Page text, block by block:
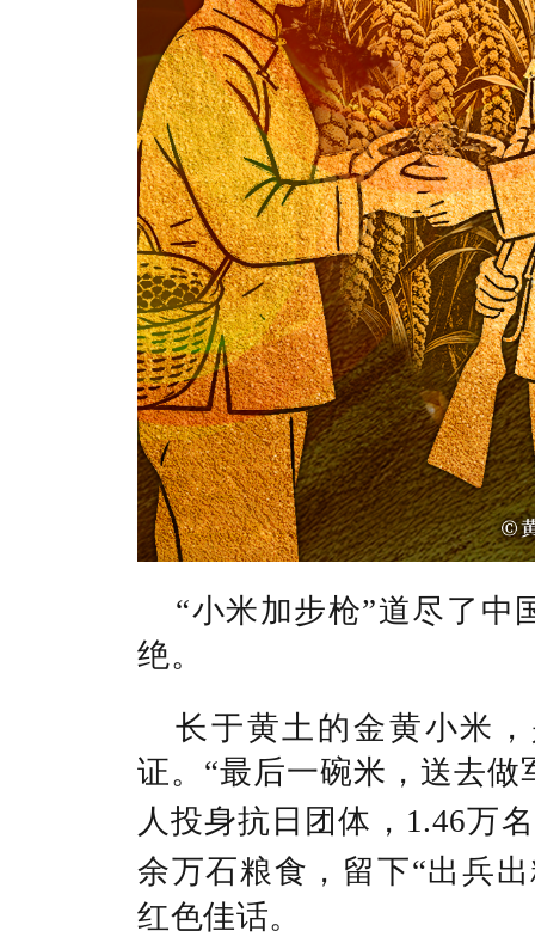
“小米加步枪”道尽了中
绝。
长于黄土的金黄小米
证。 “最后一碗米，送去
人投身抗日团体，1.46万
余万石粮食， 留下“出兵
红色佳话。